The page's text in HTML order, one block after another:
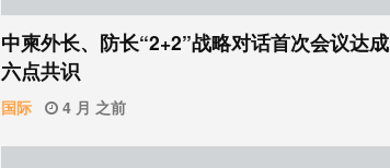
中柬外长、防长“2+2”战略对话首次会议达成
六点共识
国际 4 月 之前